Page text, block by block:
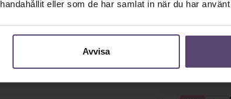
eller som de har samlat in när du har
Avvisa